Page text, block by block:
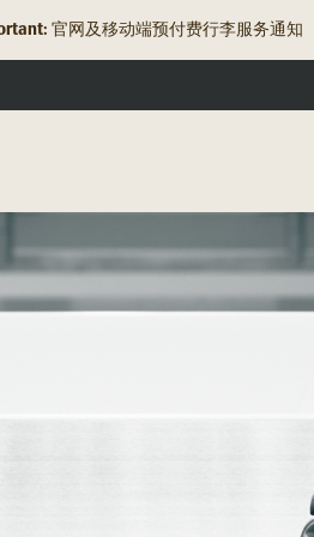
旅行资讯更新：关于充电宝的规定